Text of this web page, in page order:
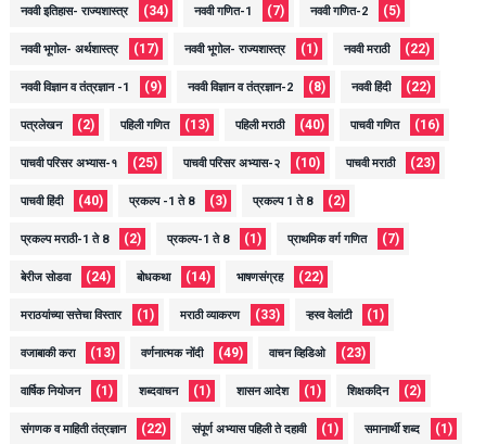
नववी इतिहास- राज्यशास्त्र (34) नववी गणित-1 (7) नववी गणित-2 (5)
नववी भूगोल- अर्थशास्त्र (17) नववी भूगोल- राज्यशास्त्र (1) नववी मराठी (22)
नववी विज्ञान व तंत्रज्ञान -1 (9) नववी विज्ञान व तंत्रज्ञान-2 (8) नववी हिंदी (22)
पत्रलेखन (2) पहिली गणित (13) पहिली मराठी (40) पाचवी गणित (16)
पाचवी परिसर अभ्यास-१ (25) पाचवी परिसर अभ्यास-२ (10) पाचवी मराठी (23)
पाचवी हिंदी (40) प्रकल्प -1 ते 8 (3) प्रकल्प 1 ते 8 (2)
प्रकल्प मराठी-1 ते 8 (2) प्रकल्प-1 ते 8 (1) प्राथमिक वर्ग गणित (7)
बेरीज सोडवा (24) बोधकथा (14) भाषणसंग्रह (22)
मराठयांच्या सत्तेचा विस्तार (1) मराठी व्याकरण (33) ऱ्हस्व वेलांटी (1)
वजाबाकी करा (13) वर्णनात्मक नोंदी (49) वाचन व्हिडिओ (23)
वार्षिक नियोजन (1) शब्दवाचन (1) शासन आदेश (1) शिक्षकदिन (2)
संगणक व माहिती तंत्रज्ञान (22) संपूर्ण अभ्यास पहिली ते दहावी (1) समानार्थी शब्द (1)